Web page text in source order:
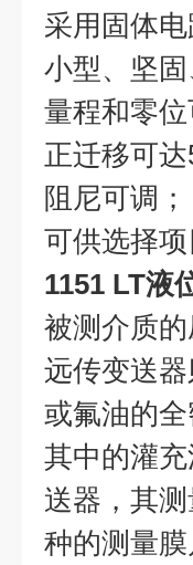
采用固体
小型、坚固
量程和零位
正迁移可
阻尼可调；
可供选择项
1151 LT液
被测介质
远传变送
或氟油的
其中的灌
送器，其
种的测量